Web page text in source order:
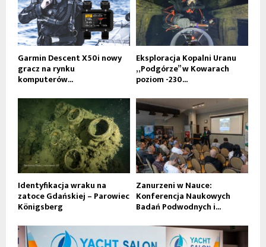
Garmin Descent X50i nowy
gracz na rynku
komputerów...
Eksploracja Kopalni Uranu
„Podgórze” w Kowarach
poziom -230...
Identyfikacja wraku na
zatoce Gdańskiej – Parowiec
Königsberg
Zanurzeni w Nauce:
Konferencja Naukowych
Badań Podwodnych i...